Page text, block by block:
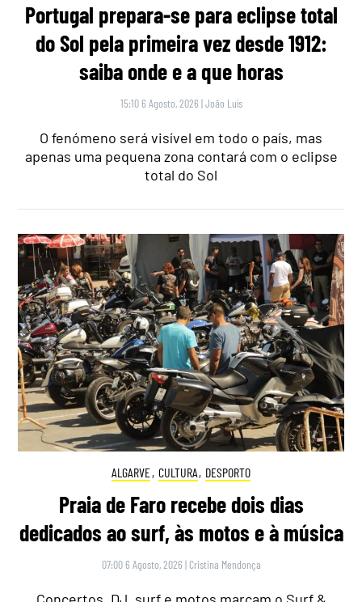
Portugal prepara-se para eclipse total
do Sol pela primeira vez desde 1912:
saiba onde e a que horas
15:10 6 Agosto, 2026 |João Luís
O fenómeno será visível em todo o país, mas
apenas uma pequena zona contará com o eclipse
total do Sol
ALGARVE, CULTURA, DESPORTO
Praia de Faro recebe dois dias
dedicados ao surf, às motos e à música
07:00 6 Agosto, 2026 | Cristina Mendonça
Concertos, DJ, surf e motos marcam o Surf &